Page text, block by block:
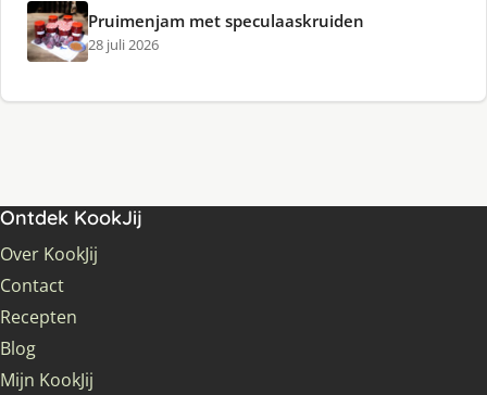
Pruimenjam met speculaaskruiden
28 juli 2026
Ontdek KookJij
Over KookJij
Contact
Recepten
Blog
Mijn KookJij